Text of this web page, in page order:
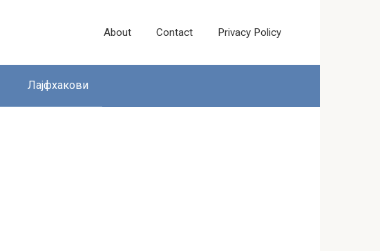
About Contact Privacy Policy
Лајфхакови